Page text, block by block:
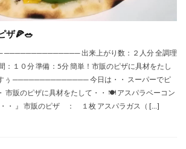
ザ🍕🥗
出来上がり数：２人分 全調理
：１０分 準備：5分 簡単！市販のピザに具材をたし
ぅ ────────────── 今日は・・ スーパーでピ
市販のピザに具材をたして・・ 🍽 アスパラベーコン
・・ 』 市販のピザ ： １枚 アスパラガス（ […]